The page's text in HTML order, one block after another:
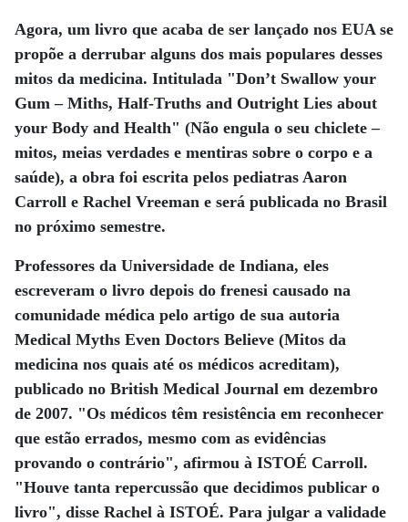
Agora, um livro que acaba de ser lançado nos EUA se
propõe a derrubar alguns dos mais populares desses
mitos da medicina. Intitulada "Don’t Swallow your
Gum – Miths, Half-Truths and Outright Lies about
your Body and Health" (Não engula o seu chiclete –
mitos, meias verdades e mentiras sobre o corpo e a
saúde), a obra foi escrita pelos pediatras Aaron
Carroll e Rachel Vreeman e será publicada no Brasil
no próximo semestre.
Professores da Universidade de Indiana, eles
escreveram o livro depois do frenesi causado na
comunidade médica pelo artigo de sua autoria
Medical Myths Even Doctors Believe (Mitos da
medicina nos quais até os médicos acreditam),
publicado no British Medical Journal em dezembro
de 2007. "Os médicos têm resistência em reconhecer
que estão errados, mesmo com as evidências
provando o contrário", afirmou à ISTOÉ Carroll.
"Houve tanta repercussão que decidimos publicar o
livro", disse Rachel à ISTOÉ. Para julgar a validade